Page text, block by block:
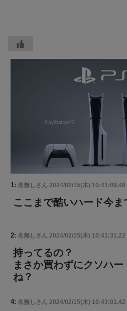
1: 名無しさん 2024/02/15(木) 10:41:09.49
ここまで酷いハード今ま
2: 名無しさん 2024/02/15(木) 10:41:31.22
持ってるの？
まさか買わずにクソハ
ね？
4: 名無しさん 2024/02/15(木) 10:43:01.42